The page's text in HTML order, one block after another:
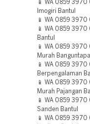
📱 WA 0859 3970
Imogiri Bantul
📱 WA 0859 3970
📱 WA 0859 3970
Bantul
📱 WA 0859 3970
Murah
📱 WA 0859
Berpengalaman
📱 WA 0859 3970
Murah Pajangan
📱 WA 0859 3970
Sanden Bantul
📱 WA 0859